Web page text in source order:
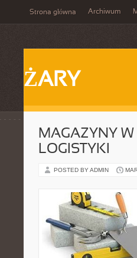
Strona główna Archiwum
ŻARY
MAGAZYNY
LOGISTYKI
POSTED BY ADMIN